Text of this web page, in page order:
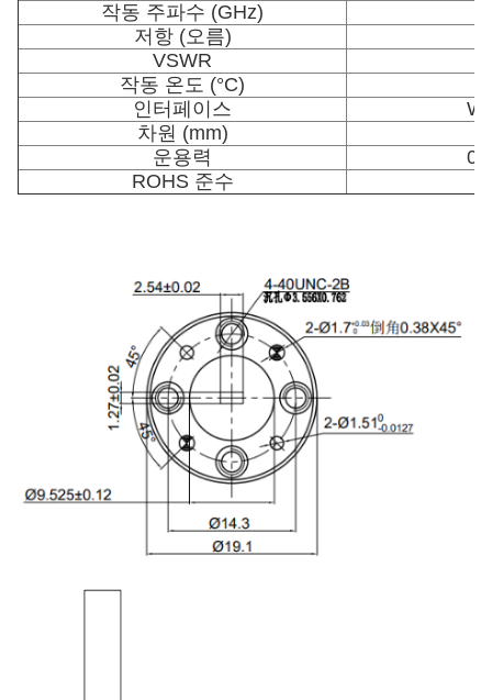
작동 주파수 (GHz)
저항 (오름)
VSWR
작동 온도 (°C)
인터페이스
차원 (mm)
운용력
ROHS 준수